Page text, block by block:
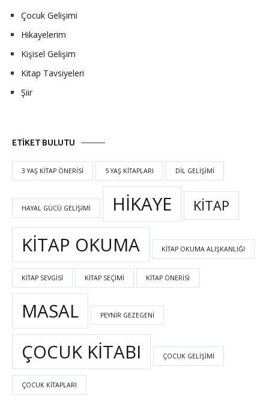
Çocuk Gelişimi
Hikayelerim
Kişisel Gelişim
Kitap Tavsiyeleri
Şiir
ETİKET BULUTU
3 YAŞ KITAP ÖNERISI 5 YAŞ KITAPLARI DIL GELIŞIMI
HAYAL GÜCÜ GELIŞIMI HIKAYE KITAP
KITAP OKUMA KITAP OKUMA ALIŞKANLIĞI
KITAP SEVGISI KITAP SEÇIMI KITAP ÖNERISI
MASAL PEYNIR GEZEGENI
ÇOCUK KITABI ÇOCUK GELIŞIMI
ÇOCUK KITAPLARI